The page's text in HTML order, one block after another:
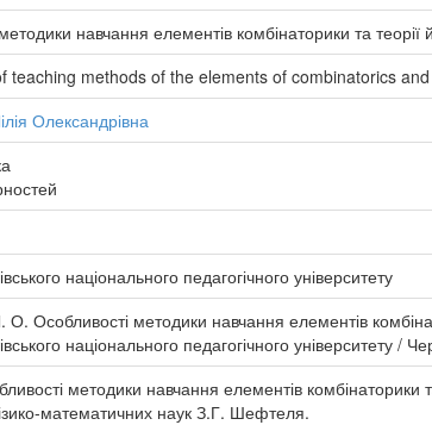
навчання елементів комбінаторики та
teaching methods of the elements of combinatorics
Олександрівна
національного педагогічного університету
О. Особливості методики навчання елементів
національного педагогічного
методики навчання елементів
математичних наук З.Г. Шефтеля.